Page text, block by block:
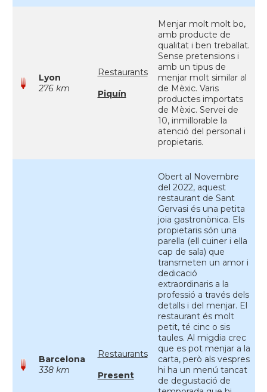
Lyon
276 km
Restaurants
Piquín
Menjar molt molt bo,
amb producte de
qualitat i ben treballat.
Sense pretensions i
amb un tipus de
menjar molt similar al
de Mèxic. Varis
productes importats
de Mèxic. Servei de
10, inmillorable la
atenció del personal i
propietaris.
Barcelona
338 km
Restaurants
Present
Obert al Novembre
del 2022, aquest
restaurant de Sant
Gervasi és una petita
joia gastronònica. Els
propietaris són una
parella (ell cuiner i ella
cap de sala) que
transmeten un amor i
dedicació
extraordinaris a la
professió a través dels
detalls i del menjar. El
restaurant és molt
petit, té cinc o sis
taules. Al migdia crec
que es pot menjar a la
carta, però als vespres
hi ha un menú tancat
de degustació de